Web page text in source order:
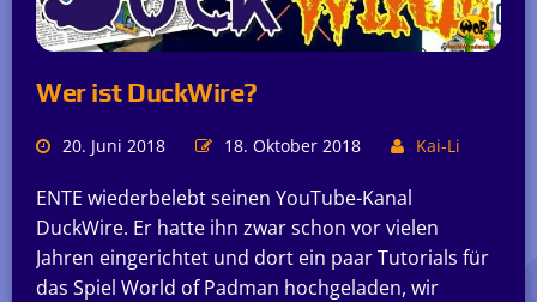
Wer ist DuckWire?
20. Juni 2018 18. Oktober 2018 Kai-Li
ENTE wiederbelebt seinen YouTube-Kanal
DuckWire. Er hatte ihn zwar schon vor vielen
Jahren eingerichtet und dort ein paar Tutorials für
das Spiel World of Padman hochgeladen, wir